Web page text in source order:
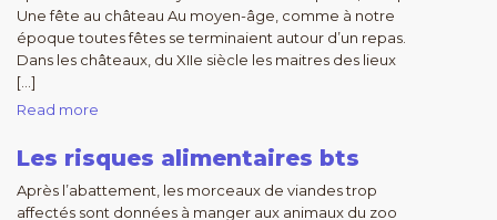
Une fête au château Au moyen-âge, comme à notre
époque toutes fêtes se terminaient autour d’un repas.
Dans les châteaux, du XIIe siècle les maitres des lieux
[…]
Read more
Les risques alimentaires bts
Après l’abattement, les morceaux de viandes trop
affectés sont données à manger aux animaux du zoo